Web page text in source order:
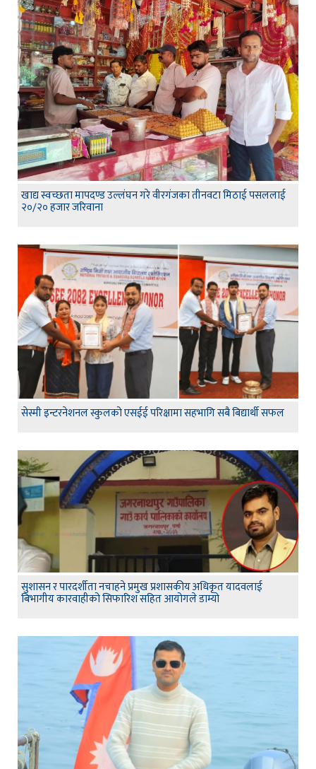
खाद्य स्वच्छता मापदण्ड उल्लंघन गरे वीरगंजका तीनवटा मिठाई पसललाई
२०/२० हजार जरिवाना
सेस्मी इन्टरनेशनल स्कुलको एसईई परिक्षामा सहभागि सबै बिद्यार्थी सफल
सुशासन र पारदर्शीता नचाहने प्रमुख प्रशासकीय अधिकृत यादवलाई
बिभागीय कारवाहीको सिफारिश सहित आयोगले डाम्यो